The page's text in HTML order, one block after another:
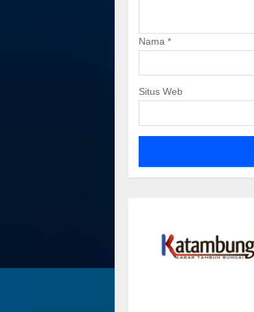
Nama *
Situs Web
FBIM Jadi Momentum
Perkuat Identitas Budaya